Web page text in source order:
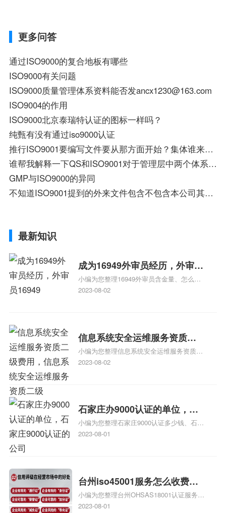
更多问答
通过ISO9000的复合地板有哪些
ISO9000有关问题
ISO9000质量管理体系资料能否发ancx1230@163.com
ISO9004的作用
ISO9000北京泰瑞特认证的图标一样吗？
纯甄有没有通过iso9000认证
推行ISO9001要编写文件要从那方面开始？集体谁来编写？谁有示列？
谁帮我解释一下QS和ISO9001对于管理层中两个体系在运行中有什么不同?急!!!!!!!!!
GMP与ISO9000的异同
不知道ISO9001提到的外来文件包含不包含本公司其他部门发布的文件？
最新知识
成为16949外审员经历，外审员
16949
小编为您整理16949外审员含金量、怎么才
能成为注册的TS16949:2009的外审员、我
2023-08-02
信息系统安全运维服务资质二
级费用，信息系统安全运维服
务资质二级
小编为您整理信息系统安全运维服务资质认
证证书机构有哪些、安全运维服务资质的费
体系认证知识，详情可查看下方正文！
2023-08-02
石家庄办9000认证的单位，石
家庄9000认证的公司
小编为您整理石家庄9000认证多少钱、石家
庄9000认证价格多少钱、石家庄9000认证
2023-08-01
台州iso45001服务怎么收费，
台州iso45001认证服务怎么收
小编为您整理台州OHSAS18001认证服务中
心哪家收费便宜、台州ISO9000认证，哪个
2023-08-01